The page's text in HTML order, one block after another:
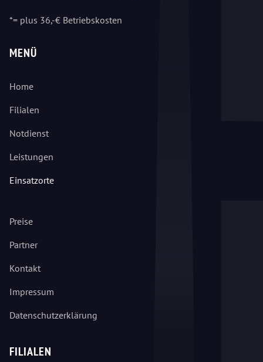
*= plus 36,-€ Betriebskosten
MENÜ
Home
Filialen
Notdienst
Leistungen
Einsatzorte
Preise
Partner
Kontakt
Impressum
Datenschutzerklärung
FILIALEN